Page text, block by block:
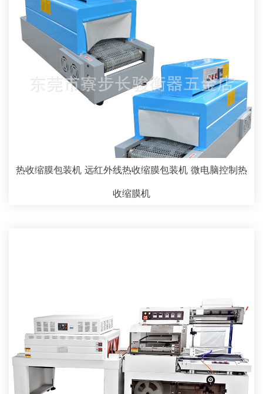
热收缩膜包装机 远红外线热收缩膜包装机 微电脑控制热
收缩膜机